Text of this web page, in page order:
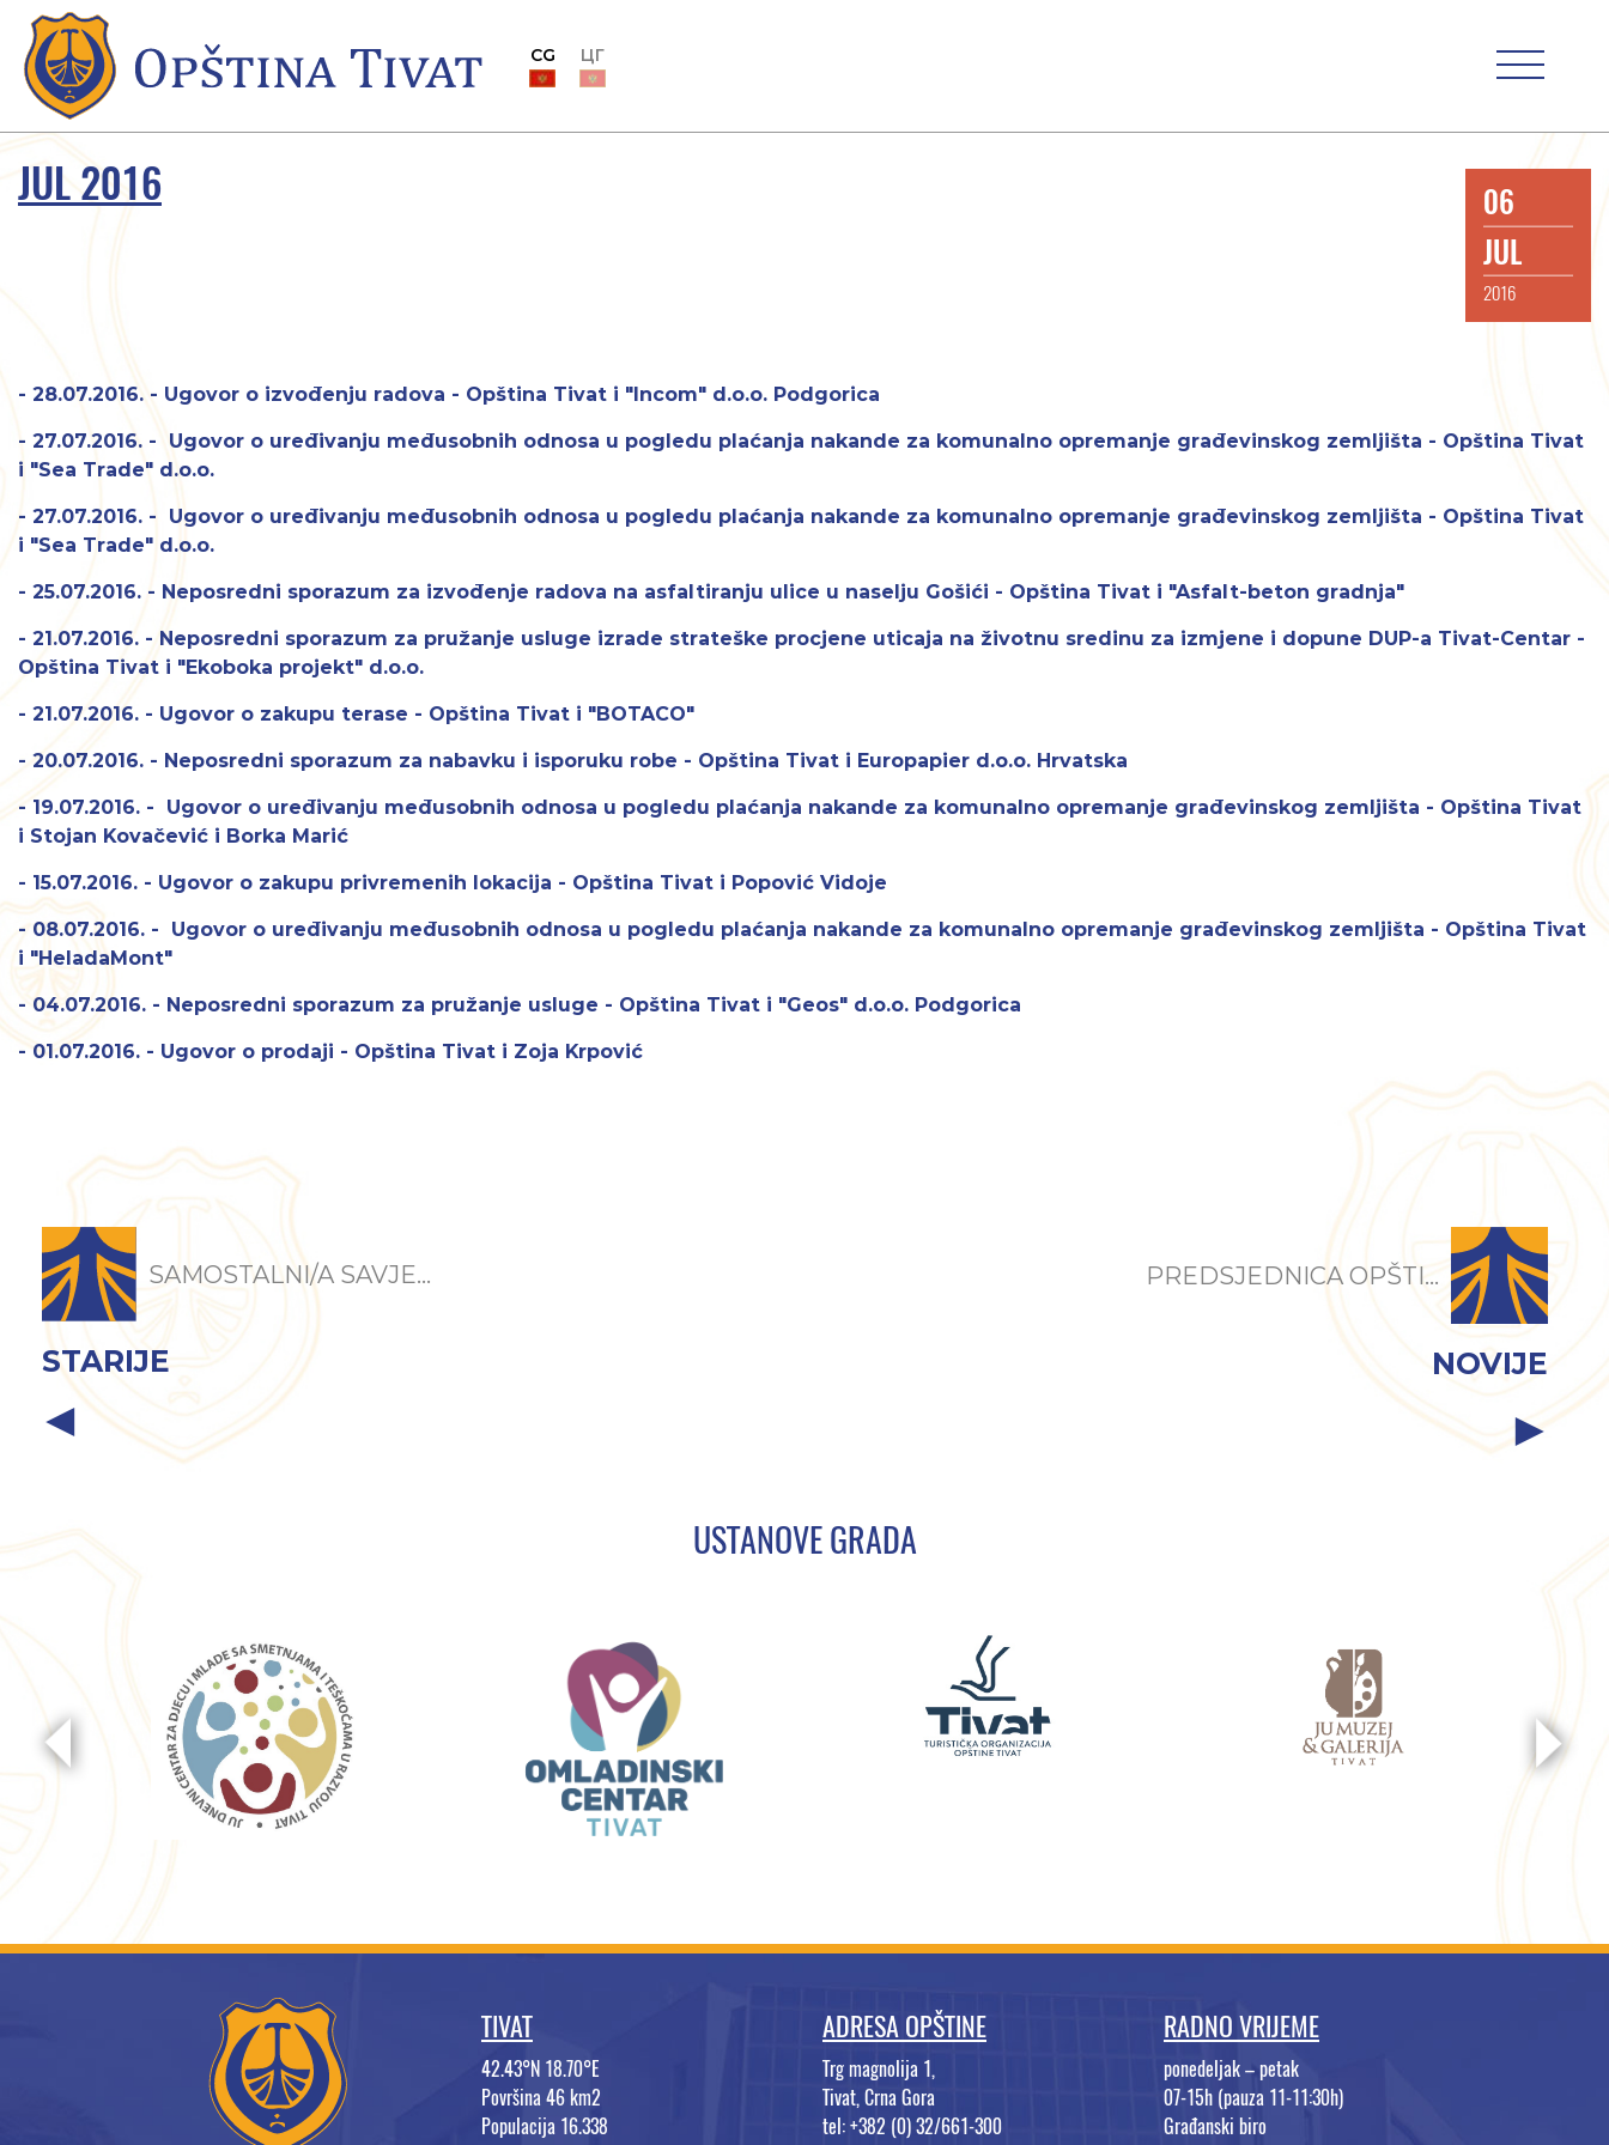
CG ЦГ
JUL 2016
06
JUL
2016
- 28.07.2016. - Ugovor o izvođenju radova - Opština Tivat i "Incom" d.o.o. Podgorica
- 27.07.2016. - Ugovor o uređivanju međusobnih odnosa u pogledu plaćanja nakande za komunalno opremanje građevinskog zemljišta - Opština Tivat
i "Sea Trade" d.o.o.
- 27.07.2016. - Ugovor o uređivanju međusobnih odnosa u pogledu plaćanja nakande za komunalno opremanje građevinskog zemljišta - Opština Tivat
i "Sea Trade" d.o.o.
- 25.07.2016. - Neposredni sporazum za izvođenje radova na asfaltiranju ulice u naselju Gošići - Opština Tivat i "Asfalt-beton gradnja"
- 21.07.2016. - Neposredni sporazum za pružanje usluge izrade strateške procjene uticaja na životnu sredinu za izmjene i dopune DUP-a Tivat-Centar -
Opština Tivat i "Ekoboka projekt" d.o.o.
- 21.07.2016. - Ugovor o zakupu terase - Opština Tivat i "BOTACO"
- 20.07.2016. - Neposredni sporazum za nabavku i isporuku robe - Opština Tivat i Europapier d.o.o. Hrvatska
- 19.07.2016. - Ugovor o uređivanju međusobnih odnosa u pogledu plaćanja nakande za komunalno opremanje građevinskog zemljišta - Opština Tivat
i Stojan Kovačević i Borka Marić
- 15.07.2016. - Ugovor o zakupu privremenih lokacija - Opština Tivat i Popović Vidoje
- 08.07.2016. - Ugovor o uređivanju međusobnih odnosa u pogledu plaćanja nakande za komunalno opremanje građevinskog zemljišta - Opština Tivat
i "HeladaMont"
- 04.07.2016. - Neposredni sporazum za pružanje usluge - Opština Tivat i "Geos" d.o.o. Podgorica
- 01.07.2016. - Ugovor o prodaji - Opština Tivat i Zoja Krpović
SAMOSTALNI/A SAVJE...
STARIJE
PREDSJEDNICA OPŠTI...
NOVIJE
USTANOVE GRADA
TIVAT
42.43°N 18.70°E
Površina 46 km2
Populacija 16.338
ADRESA OPŠTINE
Trg magnolija 1,
Tivat, Crna Gora
tel: +382 (0) 32/661-300
RADNO VRIJEME
ponedeljak – petak
07-15h (pauza 11-11:30h)
Građanski biro